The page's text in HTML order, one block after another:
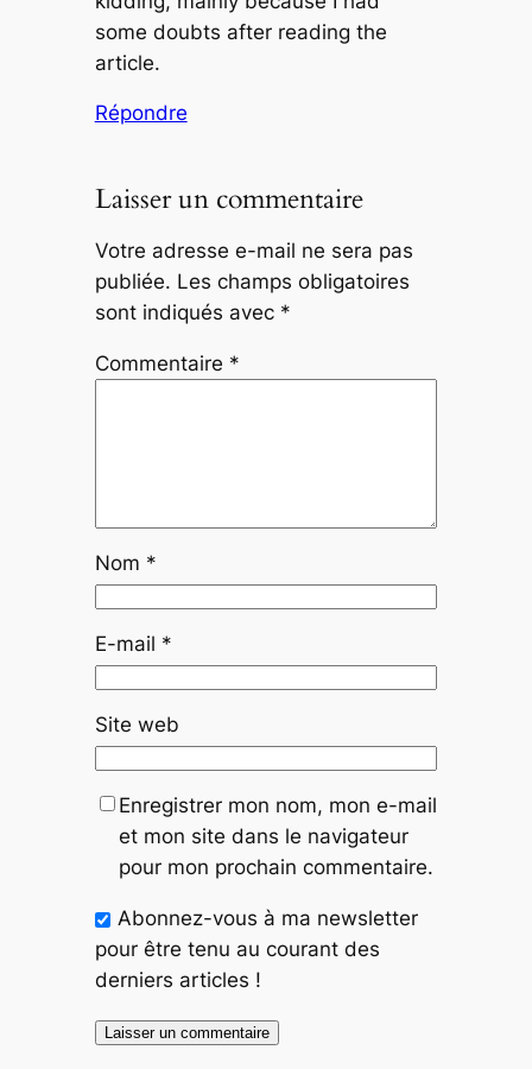
some doubts after reading the
article.
Répondre
Laisser un commentaire
Votre adresse e-mail ne sera pas
publiée. Les champs obligatoires
sont indiqués avec *
Commentaire *
Nom *
E-mail *
Site web
Enregistrer mon nom, mon e-mail
et mon site dans le navigateur
pour mon prochain commentaire.
Abonnez-vous à ma newsletter
pour être tenu au courant des
derniers articles !